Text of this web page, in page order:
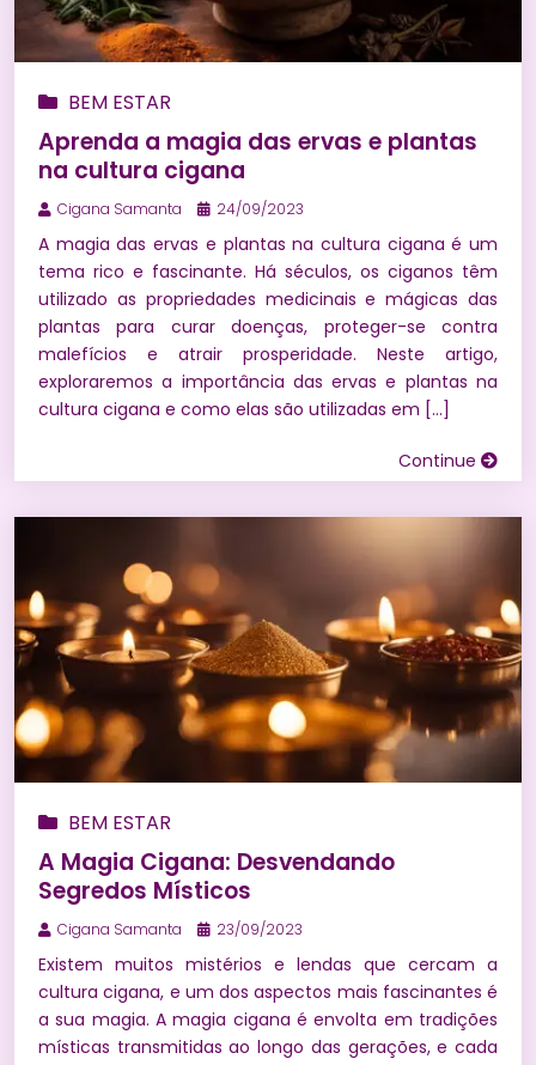
BEM ESTAR
Aprenda a magia das ervas e plantas
na cultura cigana
Cigana Samanta 24/09/2023
A magia das ervas e plantas na cultura cigana é um
tema rico e fascinante. Há séculos, os ciganos têm
utilizado as propriedades medicinais e mágicas das
plantas para curar doenças, proteger-se contra
malefícios e atrair prosperidade. Neste artigo,
exploraremos a importância das ervas e plantas na
cultura cigana e como elas são utilizadas em […]
Continue
BEM ESTAR
A Magia Cigana: Desvendando
Segredos Místicos
Cigana Samanta 23/09/2023
Existem muitos mistérios e lendas que cercam a
cultura cigana, e um dos aspectos mais fascinantes é
a sua magia. A magia cigana é envolta em tradições
místicas transmitidas ao longo das gerações, e cada